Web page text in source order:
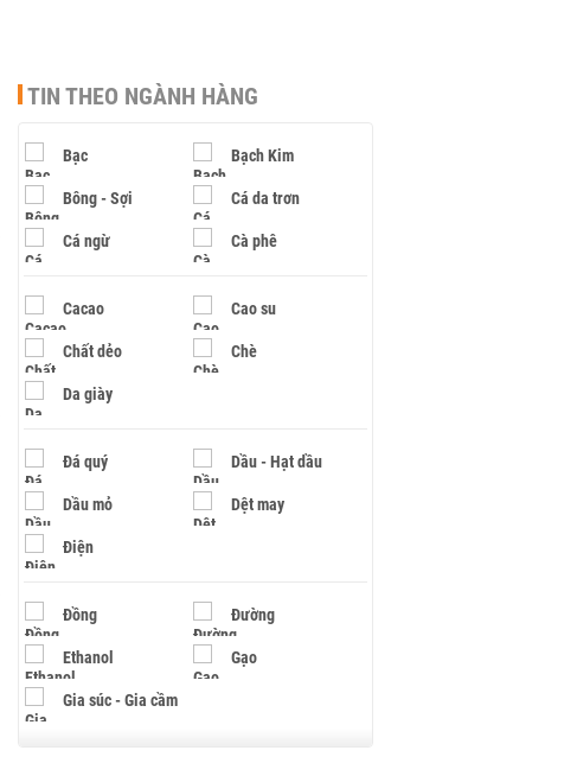
TIN THEO NGÀNH HÀNG
Bạc Bạch Kim
Bông - Sợi Cá da trơn
Cá ngừ Cà phê
Cacao Cao su
Chất dẻo Chè
Da giày
Đá quý Dầu - Hạt dầu
Dầu mỏ Dệt may
Điện
Đồng Đường
Ethanol Gạo
Gia súc - Gia cầm